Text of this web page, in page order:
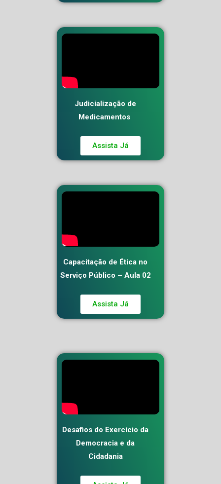
Judicialização de
Medicamentos
Assista Já
Capacitação de Ética no
Serviço Público – Aula 02
Assista Já
Desafios do Exercício da
Democracia e da
Cidadania